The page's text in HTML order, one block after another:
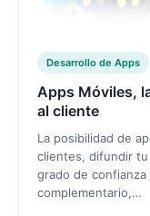
Desarrollo de Apps
Apps Móviles,
al cliente
La posibilidad de
clientes, difundir tu
grado de
complementario,…